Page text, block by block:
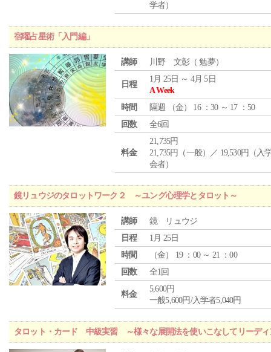
学者）
宿曜占星術「入門編」
講師 川野 文彰（ 勉夢）
日程
1月 25日 ～ 4月 5日
A Week
時間
隔週 （金） 16 ：30 ～ 17 ：50
回数
全6回
料金
21,735円
21,735円（一般）／ 19,530円（入
会者）
鏡リュウジのタロットワーク２ ～ユング心理学とタロット～
講師
鏡 リュウジ
日程
1月 25日
時間
（金） 19 ：00 ～ 21 ：00
回数
全1回
料金
5,600円
一般5,600円/入学者5,040円
タロット・カード 中級実習 ～様々な展開法を使いこなしてリーディ